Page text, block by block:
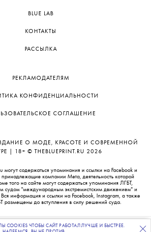
НА НАШУ ВЕЧЕРНЮЮ РАССЫЛКУ
BLUE LAB
КОНТАКТЫ
РАССЫЛКА
РЕКЛАМОДАТЕЛЯМ
КОНФИДЕНЦИАЛЬНОСТИ
СОГЛАШЕНИЕ
О МОДЕ, КРАСОТЕ И СОВРЕМЕННОЙ
| 18+ © THEBLUEPRINT.RU 2026
могут содержаться упоминания и ссылки на Facebook и
компании Meta, деятельность которой
того на сайте могут содержаться упоминания ЛГБТ,
судом "международным экстремистским движением" и
информация и ссылки на Facebook, Instagram, а также
размещены до вступления в силу решений суда.
ЧТОБЫ САЙТ РАБОТАЛ ЛУЧШЕ И БЫСТРЕЕ.